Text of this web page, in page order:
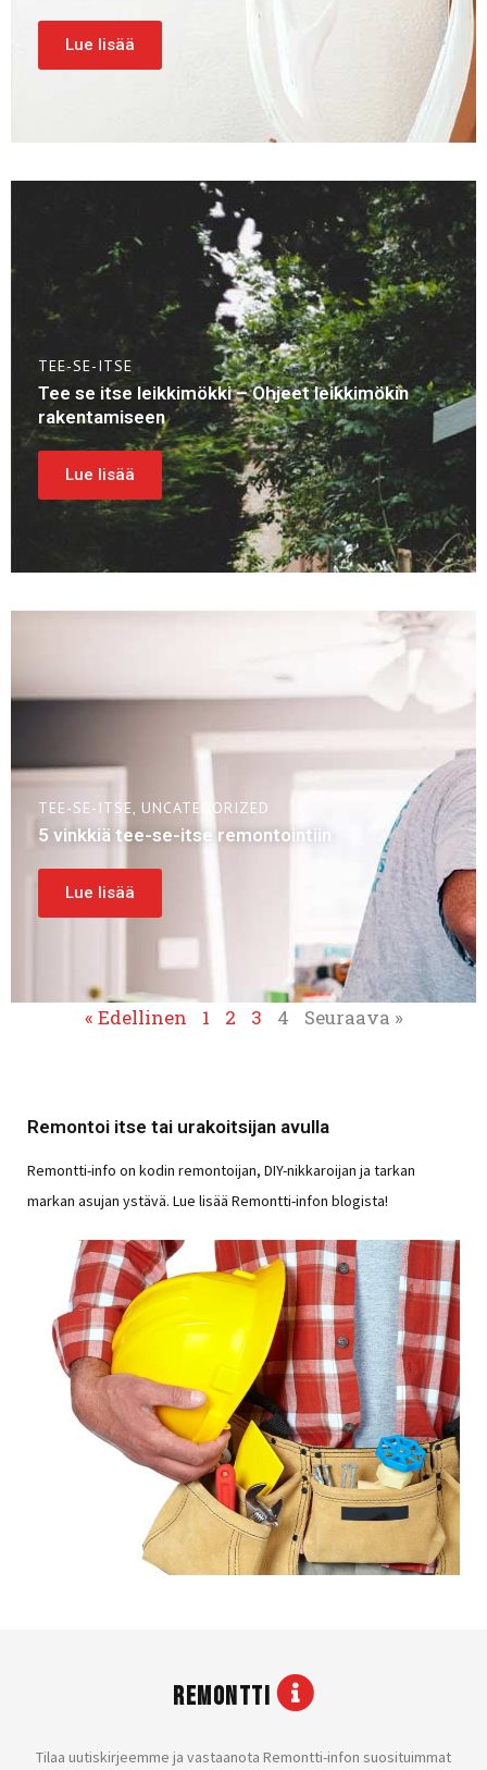
Lue lisää
TEE-SE-ITSE
Tee se itse leikkimökki – Ohjeet leikkimökin
rakentamiseen
Lue lisää
TEE-SE-ITSE, UNCATEGORIZED
5 vinkkiä tee-se-itse remontointiin
Lue lisää
« Edellinen 1 2 3 4 Seuraava »
Remontoi itse tai urakoitsijan avulla
Remontti-info on kodin remontoijan, DIY-nikkaroijan ja tarkan
markan asujan ystävä. Lue lisää Remontti-infon blogista!
REMONTTI
Tilaa uutiskirjeemme ja vastaanota Remontti-infon suosituimmat